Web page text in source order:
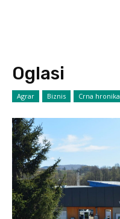
Oglasi
Agrar Biznis Crna hronika